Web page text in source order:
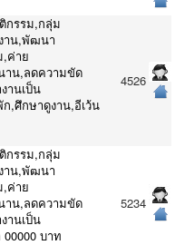
กรรม,กลุ่ม
าน,พัฒนา
,ค่าย
าน,ลดความขัด
านเป็น
,ศึกษาดูงาน,อีเว้น
4526
กรรม,กลุ่ม
าน,พัฒนา
,ค่าย
าน,ลดความขัด
านเป็น
บาท
5234